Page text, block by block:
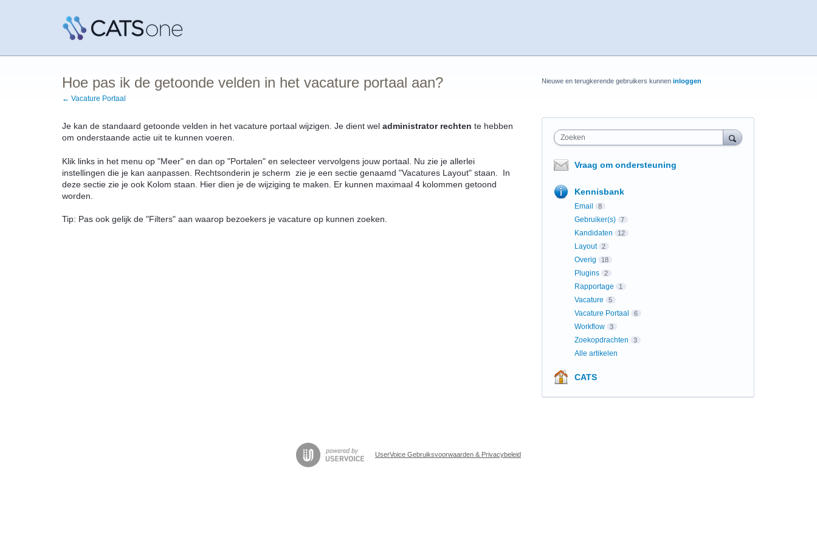
Hoe pas ik de getoonde velden in het vacature portaal aan?
← Vacature Portaal
Je kan de standaard getoonde velden in het vacature portaal wijzigen. Je dient wel administrator rechten te hebben
om onderstaande actie uit te kunnen voeren.
Klik links in het menu op "Meer" en dan op "Portalen" en selecteer vervolgens jouw portaal. Nu zie je allerlei
instellingen die je kan aanpassen. Rechtsonderin je scherm zie je een sectie genaamd "Vacatures Layout" staan. In
deze sectie zie je ook Kolom staan. Hier dien je de wijziging te maken. Er kunnen maximaal 4 kolommen getoond
worden.
Tip: Pas ook gelijk de "Filters" aan waarop bezoekers je vacature op kunnen zoeken.
Nieuwe en terugkerende gebruikers kunnen inloggen
Zoeken
Vraag om ondersteuning
Kennisbank
Email 8
Gebruiker(s) 7
Kandidaten 12
Layout 2
Overig 18
Plugins 2
Rapportage 1
Vacature 5
Vacature Portaal 6
Workflow 3
Zoekopdrachten 3
Alle artikelen
CATS
UserVoice Gebruiksvoorwaarden & Privacybeleid